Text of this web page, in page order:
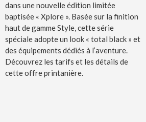
dans une nouvelle édition limitée
baptisée « Xplore ». Basée sur la finition
haut de gamme Style, cette série
spéciale adopte un look « total black » et
des équipements dédiés à l’aventure.
Découvrez les tarifs et les détails de
cette offre printanière.